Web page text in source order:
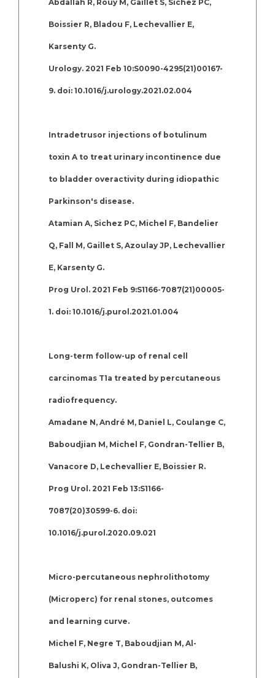
Abdallah R, Rouy M, Gaillet S, Sichez PC,
Boissier R, Bladou F, Lechevallier E,
Karsenty G.
Urology. 2021 Feb 10:S0090-4295(21)00167-
9. doi: 10.1016/j.urology.2021.02.004
Intradetrusor injections of botulinum
toxin A to treat urinary incontinence due
to bladder overactivity during idiopathic
Parkinson's disease.
Atamian A, Sichez PC, Michel F, Bandelier
Q, Fall M, Gaillet S, Azoulay JP, Lechevallier
E, Karsenty G.
Prog Urol. 2021 Feb 9:S1166-7087(21)00005-
1. doi: 10.1016/j.purol.2021.01.004
Long-term follow-up of renal cell
carcinomas T1a treated by percutaneous
radiofrequency.
Amadane N, André M, Daniel L, Coulange C,
Baboudjian M, Michel F, Gondran-Tellier B,
Vanacore D, Lechevallier E, Boissier R.
Prog Urol. 2021 Feb 13:S1166-
7087(20)30599-6. doi:
10.1016/j.purol.2020.09.021
Micro-percutaneous nephrolithotomy
(Microperc) for renal stones, outcomes
and learning curve.
Michel F, Negre T, Baboudjian M, Al-
Balushi K, Oliva J, Gondran-Tellier B,